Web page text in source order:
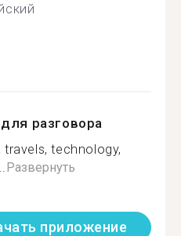
разговора
technology,
Развернуть
приложение